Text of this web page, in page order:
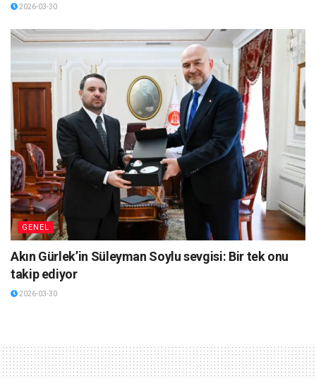
2026-03-30
GENEL
Akın Gürlek’in Süleyman Soylu sevgisi: Bir tek onu
takip ediyor
2026-03-30